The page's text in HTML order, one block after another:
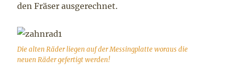
den Fräser ausgerechnet.
Die alten Räder liegen auf der Messingplatte woraus die
neuen Räder gefertigt werden!